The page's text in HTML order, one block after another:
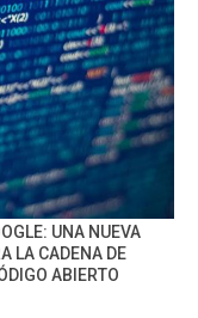
UNA NUEVA
LA CADENA DE
ABIERTO